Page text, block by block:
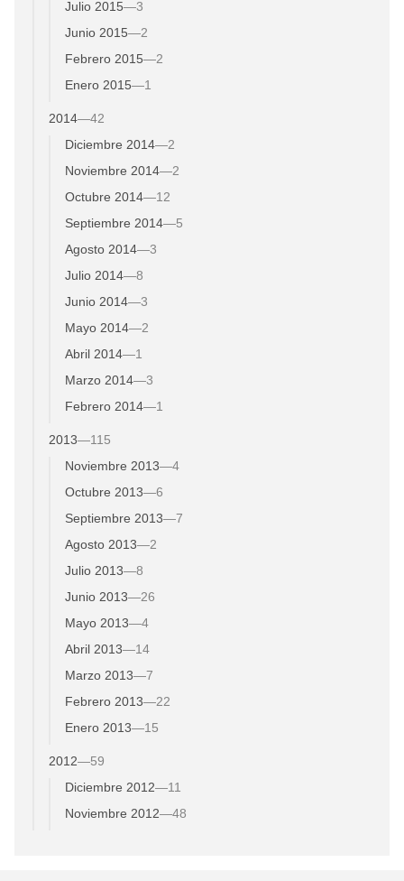
Julio 2015—3
Junio 2015—2
Febrero 2015—2
Enero 2015—1
2014—42
Diciembre 2014—2
Noviembre 2014—2
Octubre 2014—12
Septiembre 2014—5
Agosto 2014—3
Julio 2014—8
Junio 2014—3
Mayo 2014—2
Abril 2014—1
Marzo 2014—3
Febrero 2014—1
2013—115
Noviembre 2013—4
Octubre 2013—6
Septiembre 2013—7
Agosto 2013—2
Julio 2013—8
Junio 2013—26
Mayo 2013—4
Abril 2013—14
Marzo 2013—7
Febrero 2013—22
Enero 2013—15
2012—59
Diciembre 2012—11
Noviembre 2012—48